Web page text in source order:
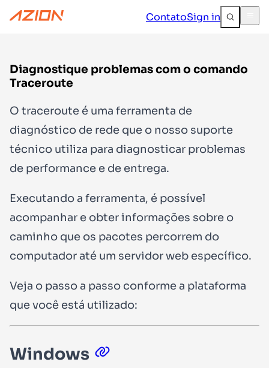
ContatoSign in
Diagnostique problemas com o comando
Traceroute
O traceroute é uma ferramenta de
diagnóstico de rede que o nosso suporte
técnico utiliza para diagnosticar problemas
de performance e de entrega.
Executando a ferramenta, é possível
acompanhar e obter informações sobre o
caminho que os pacotes percorrem do
computador até um servidor web específico.
Veja o passo a passo conforme a plataforma
que você está utilizado:
Windows